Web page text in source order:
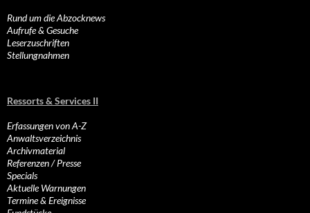
Rund um die Abzocknews
Aufrufe & Gesuche
Leserzuschriften
Stellungnahmen
Ressorts & Services II
Erfassungen von A-Z
Anwaltsverzeichnis
Archivmaterial
Referenzen / Presse
Specials
Aktuelle Warnungen
Termine & Ereignisse